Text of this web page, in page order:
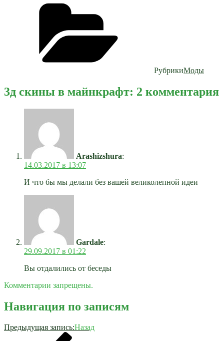
РубрикиМоды
3д скины в майнкрафт: 2 комментария
Arashizshura:
14.03.2017 в 13:07
И что бы мы делали без вашей великолепной идеи
Gardale:
29.09.2017 в 01:22
Вы отдалились от беседы
Комментарии запрещены.
Навигация по записям
Предыдущая запись:Назад